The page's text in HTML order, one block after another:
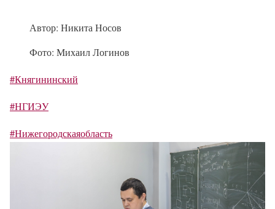
Автор: Никита Носов
Фото: Михаил Логинов
#Княгининский
#НГИЭУ
#Нижегородскаяобласть